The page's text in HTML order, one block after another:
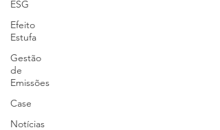
ESG
Efeito
Estufa
Gestão
de
Emissões
Case
Notícias